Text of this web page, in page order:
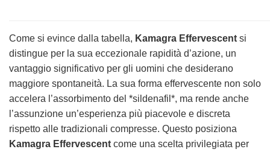
Come si evince dalla tabella, Kamagra Effervescent si
distingue per la sua eccezionale rapidità d’azione, un
vantaggio significativo per gli uomini che desiderano
maggiore spontaneità. La sua forma effervescente non solo
accelera l’assorbimento del *sildenafil*, ma rende anche
l’assunzione un’esperienza più piacevole e discreta
rispetto alle tradizionali compresse. Questo posiziona
Kamagra Effervescent come una scelta privilegiata per